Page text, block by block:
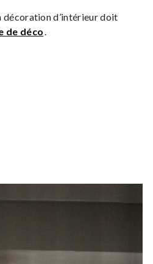
décoration d’intérieur doit
de déco